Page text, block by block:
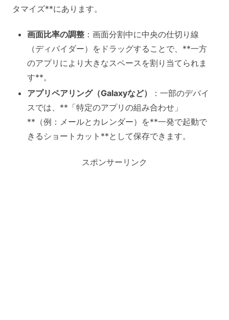
タマイズ**にあります。
画面比率の調整 ：画面分割中に中央の仕切り線
（ディバイダー）をドラッグすることで、**一方
のアプリにより大きなスペースを割り当てられま
す**。
アプリペアリング（Galaxyなど）
：一部のデバイ
スでは、**「特定のアプリの組み合わせ」
**（例：メールとカレンダー）を**一発で起動で
きるショートカット**として保存できます。
スポンサーリンク